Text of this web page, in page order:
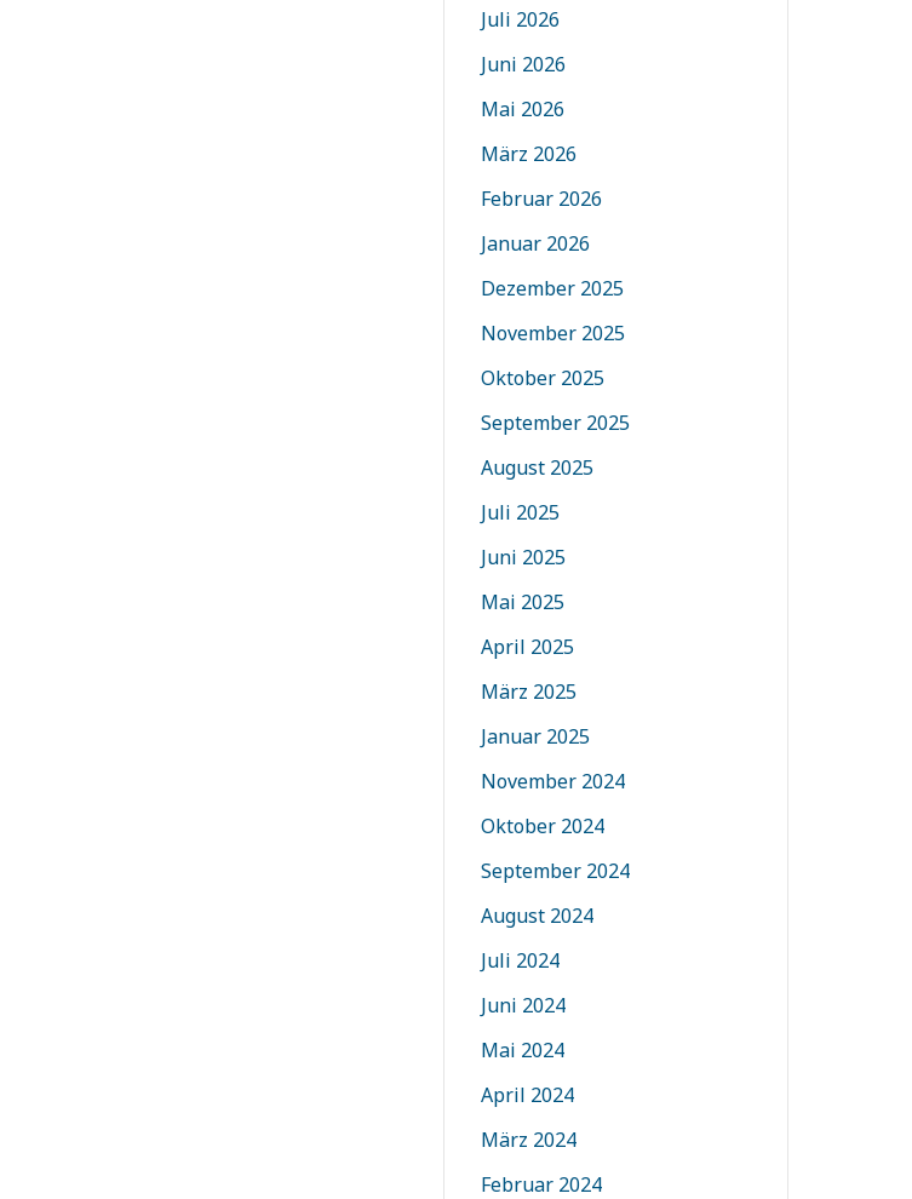
Juli 2026
Juni 2026
Mai 2026
März 2026
Februar 2026
Januar 2026
Dezember 2025
November 2025
Oktober 2025
September 2025
August 2025
Juli 2025
Juni 2025
Mai 2025
April 2025
März 2025
Januar 2025
November 2024
Oktober 2024
September 2024
August 2024
Juli 2024
Juni 2024
Mai 2024
April 2024
März 2024
Februar 2024